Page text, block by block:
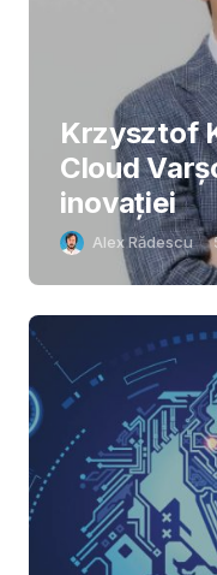
Krzysztof
Cloud
inovaţiei
Alex Rădescu